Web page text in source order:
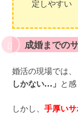
定しやすい
成婚までの
婚活の現場では、
しかない…」 と
しかし、 手厚い